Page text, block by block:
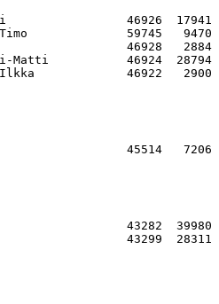
46926  17941
59745   9470
46928   2884
Matti           46924  28794
43282  39980